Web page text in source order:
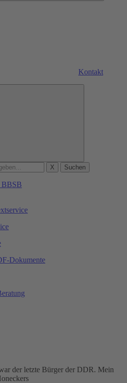
Kontakt
X Suchen
BBSB
Dokumente
der letzte Bürger der DDR. Mein